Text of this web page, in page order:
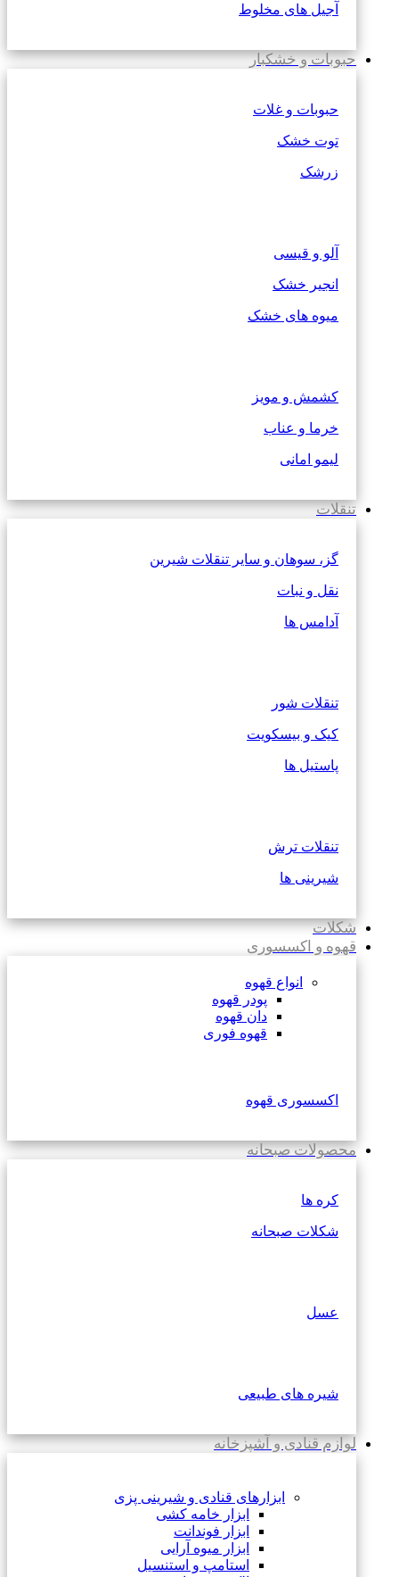
آجیل های مخلوط
حبوبات و خشکبار
حبوبات و غلات
توت خشک
زرشک
آلو و قیسی
انجیر خشک
میوه های خشک
کشمش و مویز
خرما و عناب
لیمو امانی
تنقلات
گز، سوهان و سایر تنقلات شیرین
نقل و نبات
آدامس ها
تنقلات شور
کیک و بیسکویت
پاستیل ها
تنقلات ترش
شیرینی ها
شکلات
قهوه و اکسسوری
انواع قهوه
پودر قهوه
دان قهوه
قهوه فوری
اکسسوری قهوه
محصولات صبحانه
کره ها
شکلات صبحانه
عسل
شیره های طبیعی
لوازم قنادی و آشپزخانه
ابزارهای قنادی و شیرینی پزی
ابزار خامه کشی
ابزار فوندانت
ابزار میوه آرایی
استامپ و استنسیل